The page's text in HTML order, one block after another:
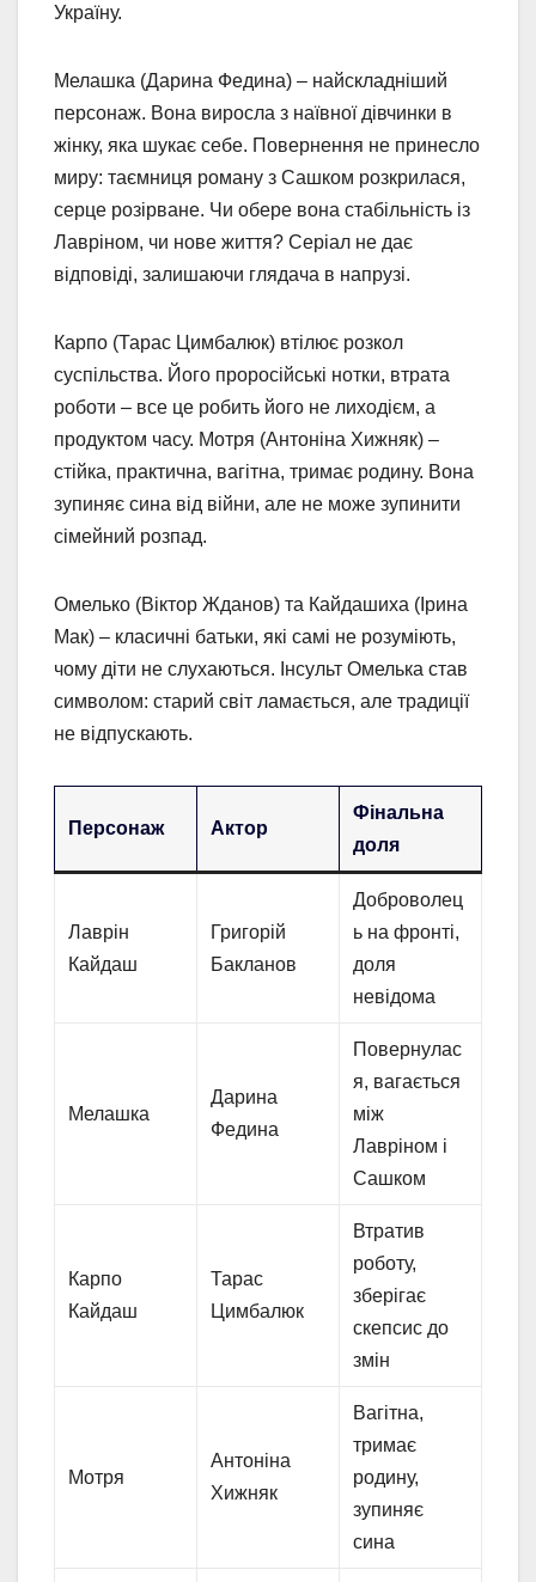
Україну.
Мелашка (Дарина Федина) – найскладніший
персонаж. Вона виросла з наївної дівчинки в
жінку, яка шукає себе. Повернення не принесло
миру: таємниця роману з Сашком розкрилася,
серце розірване. Чи обере вона стабільність із
Лавріном, чи нове життя? Серіал не дає
відповіді, залишаючи глядача в напрузі.
Карпо (Тарас Цимбалюк) втілює розкол
суспільства. Його проросійські нотки, втрата
роботи – все це робить його не лиходієм, а
продуктом часу. Мотря (Антоніна Хижняк) –
стійка, практична, вагітна, тримає родину. Вона
зупиняє сина від війни, але не може зупинити
сімейний розпад.
Омелько (Віктор Жданов) та Кайдашиха (Ірина
Мак) – класичні батьки, які самі не розуміють,
чому діти не слухаються. Інсульт Омелька став
символом: старий світ ламається, але традиції
не відпускають.
Персонаж Актор
Фінальна
доля
Лаврін
Кайдаш
Григорій
Бакланов
Доброволец
ь на фронті,
доля
невідома
Мелашка
Дарина
Федина
Повернулас
я, вагається
між
Лавріном і
Сашком
Карпо
Кайдаш
Тарас
Цимбалюк
Втратив
роботу,
зберігає
скепсис до
змін
Мотря
Антоніна
Хижняк
Вагітна,
тримає
родину,
зупиняє
сина